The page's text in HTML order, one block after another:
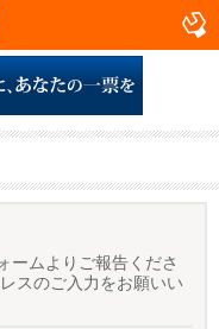
ームよりご報告くださ
スのご入力をお願いい